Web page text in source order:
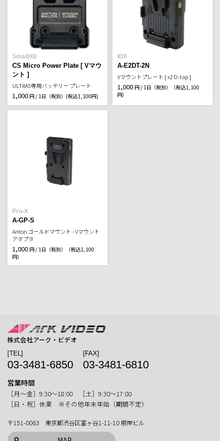
SmallHD
CS Micro Power Plate [ Vマウ
ント ]
ULTRA5専用バッテリー プレート
1,000 円 / 1日（税別） (税込1,100円)
IDX
A-E2DT-2N
Vマウントプレート [ x2 D-tap ]
1,000 円 / 1日（税別）
（税込1,100
円）
Pro-X
A-GP-S
Anton ゴールドマウント - Vマウント
アダプタ
1,000 円 / 1日（税別）
（税込1,100
円）
株式会社アーク・ビデオ
[TEL]
03-3481-6850
[FAX]
03-3481-6810
営業時間
［月〜金］9:30〜18:00 ［土］9:30〜17:00
［日・祝］休業 ※その他年末年始（期間不定）
〒151-0063 東京都渋谷区富ヶ谷1-11-10 根岸ビル